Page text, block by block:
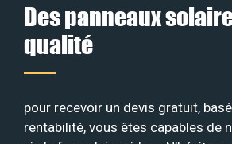
Des panneaux
qualité
pour recevoir un devis gratuit,
rentabilité, vous êtes capables de